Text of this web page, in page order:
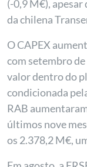
(-0,9 M€),
da chilena
O CAPEX
com setembro
valor dentro do
condicionada
RAB
últimos nove
os 2.378,2 M€,